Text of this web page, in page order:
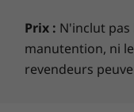
Les spécifications
disponibilité.
Prix : N'inclut pas
manutention, ni
revendeurs